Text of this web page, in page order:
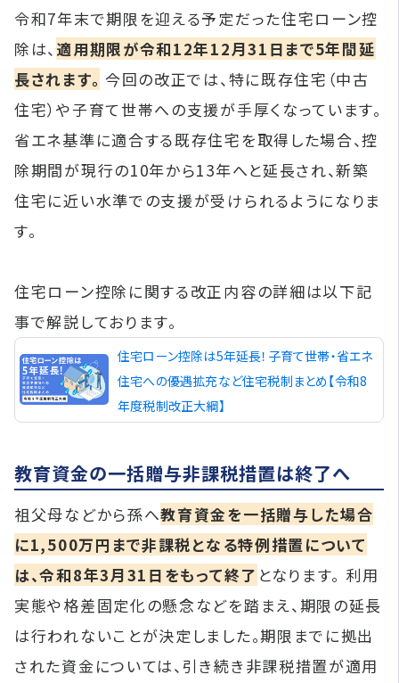
令和7年末で期限を迎える予定だった住宅ローン控
除は、 適用期限が令和12年12月31日まで5年間延
長されます。 今回の改正では、特に既存住宅（中古
住宅）や子育て世帯への支援が手厚くなっています。
省エネ基準に適合する既存住宅を取得した場合、控
除期間が現行の10年から13年へと延長され、新築
住宅に近い水準での支援が受けられるようになりま
す。
住宅ローン控除に関する改正内容の詳細は以下記
事で解説しております。
住宅ローン控除は5年延長！子育て世帯・省エネ
住宅への優遇拡充など住宅税制まとめ【令和8
年度税制改正大綱】
教育資金の一括贈与非課税措置は終了へ
祖父母などから孫へ教育資金を一括贈与した場合
に1,500万円まで非課税となる特例措置について
は、令和8年3月31日をもって終了 となります。 利用
実態や格差固定化の懸念などを踏まえ、期限の延長
は行われないことが決定しました。期限までに拠出
された資金については、引き続き非課税措置が適用